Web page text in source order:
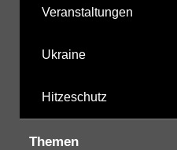
Veranstaltungen
Ukraine
Hitzeschutz
Themen